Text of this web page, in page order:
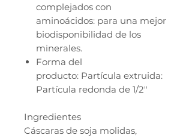
complejados con
aminoácidos: para una mejor
biodisponibilidad de los
minerales.
Forma del
producto: Partícula extruida:
Partícula redonda de 1/2"
Ingredientes
Cáscaras de soja molidas,